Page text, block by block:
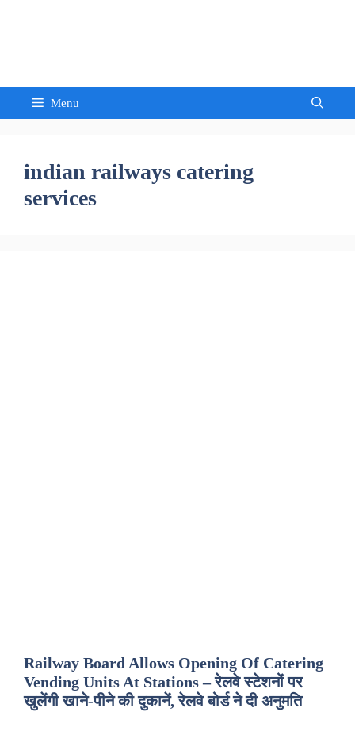
Menu
indian railways catering
services
Railway Board Allows Opening Of Catering
Vending Units At Stations – रेलवे स्टेशनों पर
खुलेंगी खाने-पीने की दुकानें, रेलवे बोर्ड ने दी अनुमति